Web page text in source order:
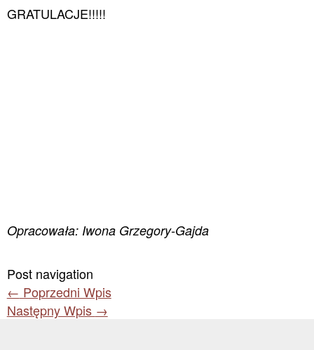
GRATULACJE!!!!!
Opracowała: Iwona Grzegory-Gajda
Post navigation
← Poprzedni Wpis
Następny Wpis →